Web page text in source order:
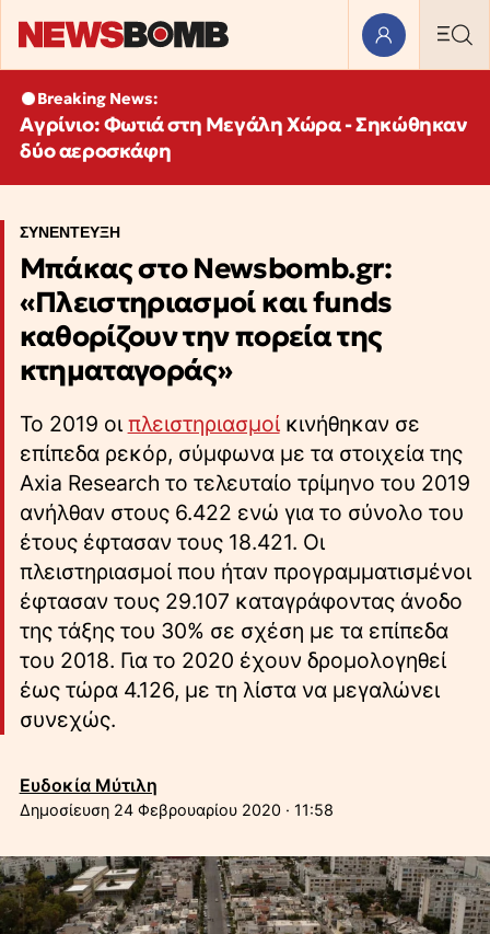
Breaking News:
Αγρίνιο: Φωτιά στη Μεγάλη Χώρα - Σηκώθηκαν
δύο αεροσκάφη
ΣΥΝΕΝΤΕΥΞΗ
Μπάκας στο Newsbomb.gr:
«Πλειστηριασμοί και funds
καθορίζουν την πορεία της
κτηματαγοράς»
Το 2019 οι πλειστηριασμοίκινήθηκαν σε
επίπεδα ρεκόρ, σύμφωνα με τα στοιχεία της
Axia Research το τελευταίο τρίμηνο του 2019
ανήλθαν στους 6.422 ενώ για το σύνολο του
έτους έφτασαν τους 18.421. Οι
πλειστηριασμοί που ήταν προγραμματισμένοι
έφτασαν τους 29.107 καταγράφοντας άνοδο
της τάξης του 30% σε σχέση με τα επίπεδα
του 2018. Για το 2020 έχουν δρομολογηθεί
έως τώρα 4.126, με τη λίστα να μεγαλώνει
συνεχώς.
Ευδοκία Μύτιλη
24 Φεβρουαρίου 2020 · 11:58